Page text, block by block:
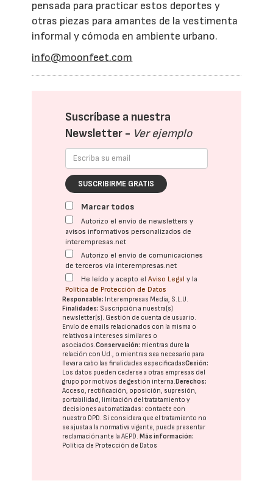
pensada para practicar estos deportes y
otras piezas para amantes de la vestimenta
informal y cómoda en ambiente urbano.
info@moonfeet.com
Suscríbase a nuestra
Newsletter - Ver ejemplo
SUSCRIBIRME GRATIS
Marcar todos
Autorizo el envío de newsletters y
avisos informativos personalizados de
interempresas.net
Autorizo el envío de comunicaciones
de terceros vía interempresas.net
He leído y acepto elAviso Legal y la
Política de Protección de Datos
Responsable: Interempresas Media, S.L.U.
Finalidades: Suscripción a nuestra(s)
newsletter(s). Gestión de cuenta de usuario.
Envío de emails relacionados con la misma o
relativos a intereses similares o
asociados.Conservación: mientras dure la
relación con Ud., o mientras sea necesario para
llevar a cabo las finalidades especificadasCesión:
Los datos pueden cederse a otras empresas del
grupo por motivos de gestión interna.Derechos:
Acceso, rectificación, oposición, supresión,
portabilidad, limitación del tratatamiento y
decisiones automatizadas: contacte con
nuestro DPD. Si considera que el tratamiento no
se ajusta a la normativa vigente, puede presentar
reclamación ante laAEPD.Más información:
Política de Protección de Datos